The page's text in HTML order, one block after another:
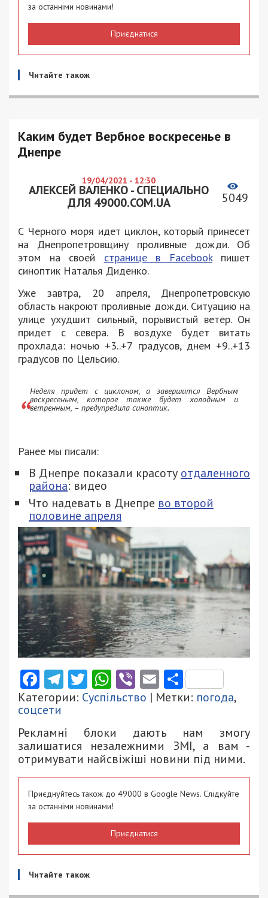
за останніми новинами!
Приєднатися
Читайте також
Каким будет Вербное воскресенье в
Днепре
19/04/2021 - 12:30
АЛЕКСЕЙ ВАЛЕНКО - СПЕЦИАЛЬНО
ДЛЯ 49000.COM.UA
5049
С Черного моря идет циклон, который принесет
на Днепропетровщину проливные дожди. Об
этом на своей странице в Facebookпишет
синоптик Наталья Диденко.
Уже завтра, 20 апреля, Днепропетровскую
область накроют проливные дожди. Ситуацию на
улице ухудшит сильный, порывистый ветер. Он
придет с севера. В воздухе будет витать
прохлада: ночью +3..+7 градусов, днем +9..+13
градусов по Цельсию.
Неделя придет с циклоном, а завершится Вербным
воскресеньем, которое также будет холодным и
ветренным, – предупредила синоптик.
Ранее мы писали:
В Днепре показали красоту отдаленного
района: видео
Что надевать в Днепре во второй
половине апреля
Facebook
Telegram
Twitter
WhatsApp
ViberEmail
Категории: Суспільство | Метки: погода,
соцсети
Рекламні блоки дають нам змогу
залишатися незалежними ЗМІ, а вам -
отримувати найсвіжіші новини під ними.
Приєднуйтесь також до 49000 в Google News. Слідкуйте
за останніми новинами!
Приєднатися
Читайте також